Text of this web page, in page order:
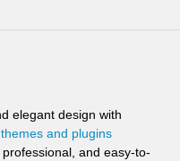
elegant design with
and plugins
and easy-to-